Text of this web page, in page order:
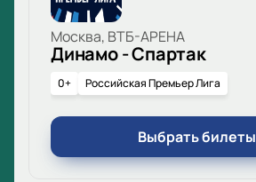
Москва, ВТБ-АРЕНА
Динамо - Спартак
0+ Российская Премьер Лига
Выбрать билеты